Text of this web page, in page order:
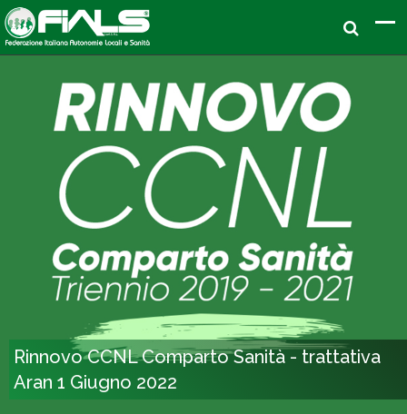
Rinnovo CCNL Comparto Sanità - trattativa
Aran 1 Giugno 2022